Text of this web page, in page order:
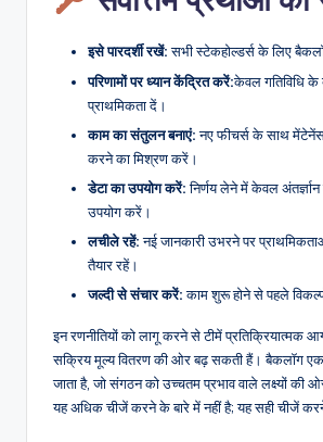
इसे पारदर्शी रखें:सभी स्टेकहोल्डर्स के लिए
परिणामों पर ध्यान केंद्रित करें:केवल गतिविधि के
प्राथमिकता दें।
काम का संतुलन बनाएं:नए फीचर्स के साथ
करने का मिश्रण करें।
डेटा का उपयोग करें:निर्णय लेने में केवल
उपयोग करें।
लचीले रहें:नई जानकारी उभरने पर
तैयार रहें।
जल्दी से संचार करें:काम शुरू होने से पहले
इन रणनीतियों को लागू करने से टीमें प्रतिक्रियात्मक
सक्रिय मूल्य वितरण की ओर बढ़ सकती हैं। बैकलॉग एक
जाता है, जो संगठन को उच्चतम प्रभाव वाले लक्ष्यों की
यह अधिक चीजें करने के बारे में नहीं है; यह सही चीजें